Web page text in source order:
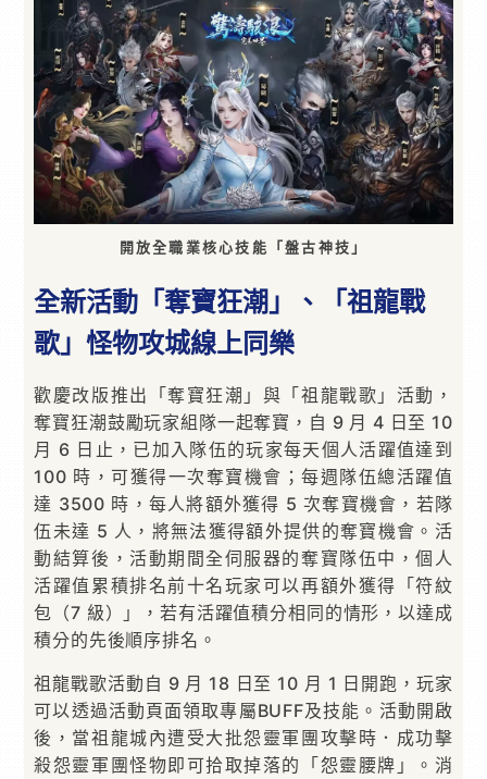
開放全職業核心技能「盤古神技」
全新活動「奪寶狂潮」、「祖龍戰
歌」怪物攻城線上同樂
歡慶改版推出「奪寶狂潮」與「祖龍戰歌」活動，
奪寶狂潮鼓勵玩家組隊一起奪寶，自 9 月 4 日至 10
月 6 日止，已加入隊伍的玩家每天個人活躍值達到
100 時，可獲得一次奪寶機會；每週隊伍總活躍值
達 3500 時，每人將額外獲得 5 次奪寶機會，若隊
伍未達 5 人，將無法獲得額外提供的奪寶機會。活
動結算後，活動期間全伺服器的奪寶隊伍中，個人
活躍值累積排名前十名玩家可以再額外獲得「符紋
包（7 級）」，若有活躍值積分相同的情形，以達成
積分的先後順序排名。
祖龍戰歌活動自 9 月 18 日至 10 月 1 日開跑，玩家
可以透過活動頁面領取專屬BUFF及技能。活動開啟
後，當祖龍城內遭受大批怨靈軍團攻擊時．成功擊
殺怨靈軍團怪物即可拾取掉落的「怨靈腰牌」。消